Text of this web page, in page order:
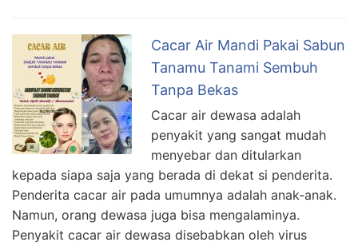
Cacar Air Mandi Pakai Sabun
Tanamu Tanami Sembuh
Tanpa Bekas
Cacar air dewasa adalah
penyakit yang sangat mudah
menyebar dan ditularkan
kepada siapa saja yang berada di dekat si penderita.
Penderita cacar air pada umumnya adalah anak-anak.
Namun, orang dewasa juga bisa mengalaminya.
Penyakit cacar air dewasa disebabkan oleh virus